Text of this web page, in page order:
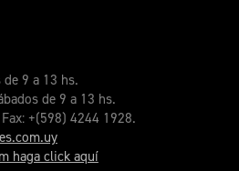
9 a 13 hs.
de 9 a 13 hs.
+(598) 4244 1928.
haga click aquí